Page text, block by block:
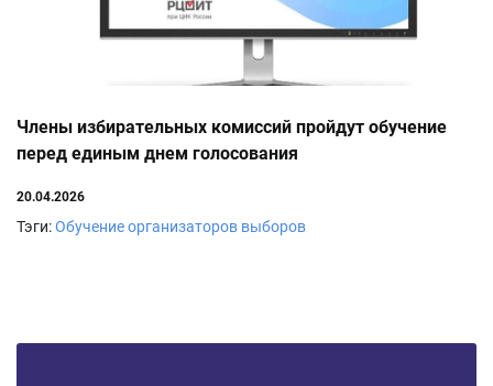
Члены избирательных комиссий пройдут обучение
перед единым днем голосования
20.04.2026
Тэги:Обучение организаторов выборов